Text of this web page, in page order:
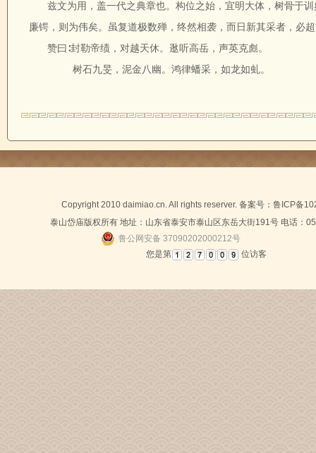
兹文为用，盖一代之典章也。构位之始，宜明大体，树骨于
廉锷，则为伟矣。虽复道极数殚，终然相袭，而日新其采者，必
赞曰∶封勒帝绩，对越天休。逖听高岳，声英克彪。
树石九旻，泥金八幽。鸿律蟠采，如龙如虬。
Copyright 2010 daimiao.cn. All rights reserver. 备案号： 鲁ICP备
泰山岱庙版权所有 地址：山东省泰安市泰山区东岳大街191号 电话：
鲁公网安备 37090202000212号
您是第
位访客